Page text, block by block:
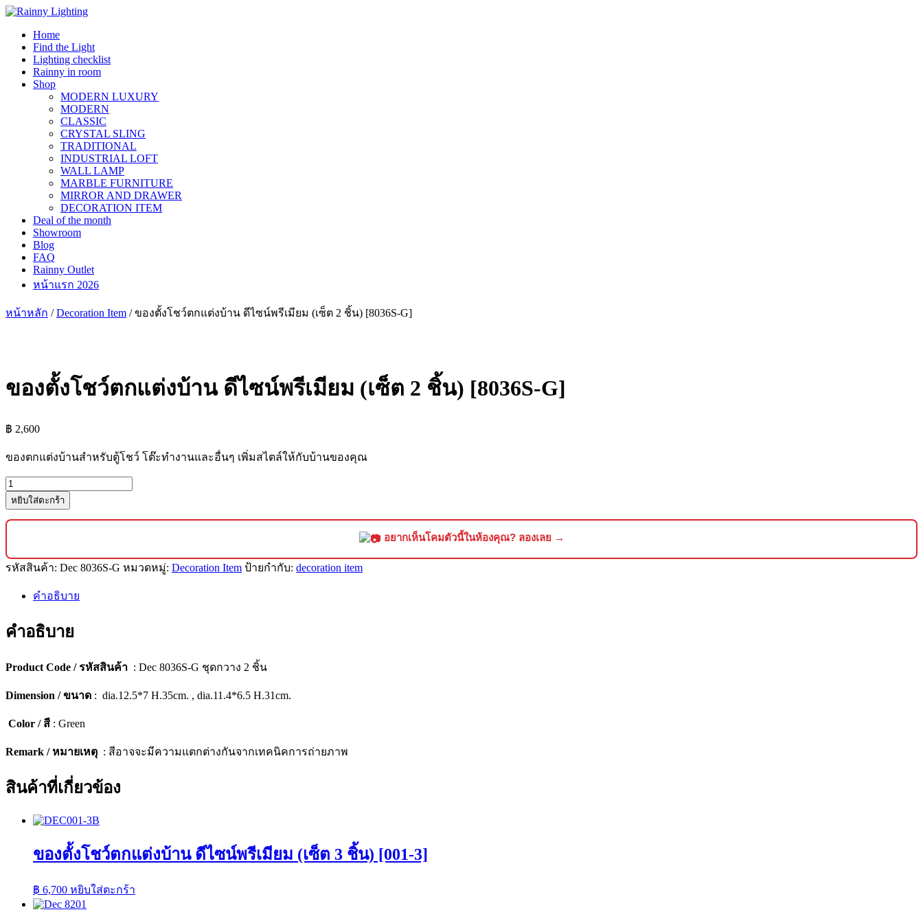
Skip
contentHome
Find the Light
Lighting checklist
Rainny in room
Shop
MODERN LUXURY
MODERN
CLASSIC
CRYSTAL SLING
TRADITIONAL
INDUSTRIAL LOFT
WALL LAMP
MARBLE FURNITURE
MIRROR AND DRAWER
DECORATION ITEM
Deal of the month
Showroom
Blog
FAQ
Rainny Outlet
หน้าแรก 2026
หน้าหลัก /Decoration Item / ของตั้งโชว์ตกแต่งบ้าน ดีไซน์พรีเมียม (เซ็ต 2 ชิ้น) [8036S-G]
ของตั้งโชว์ตกแต่งบ้าน ดีไซน์พรีเมียม (เซ็ต 2 ชิ้น) [8036S-G]
฿ 2,600
ของตกแต่งบ้านสำหรับตู้โชว์ โต๊ะทำงานและอื่นๆ เพิ่มสไตล์ให้กับบ้านของคุณ
จำนวน
ของ
ตั้ง
ตกแต่ง
บ้าน
พรีเมียม
(เซ็ต
2
[8036S-
ชิ้น
หยิบใส่ตะกร้า
อยากเห็นโคมตัวนี้ในห้องคุณ? ลองเลย →
รหัสสินค้า: Dec 8036S-G หมวดหมู่: Decoration Item ป้ายกำกับ: decoration item
คำอธิบาย
คำอธิบาย
Product Code / รหัสสินค้า : Dec 8036S-G ชุดกวาง 2 ชิ้น
Dimension / ขนาด : dia.12.5*7 H.35cm. , dia.11.4*6.5 H.31cm.
Color / สี : Green
Remark / หมายเหตุ : สีอาจจะมีความแตกต่างกันจากเทคนิคการถ่ายภาพ
สินค้าที่เกี่ยวข้อง
ของตั้งโชว์ตกแต่งบ้าน ดีไซน์พรีเมียม (เซ็ต 3 ชิ้น) [001-3]
฿ 6,700 หยิบใส่ตะกร้า